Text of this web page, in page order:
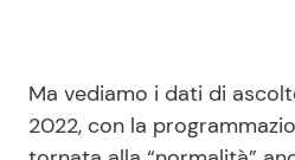
Privacy Policy
Ma vediamo i dati di
2022, con la